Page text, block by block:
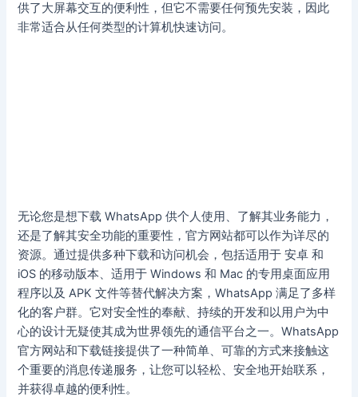
供了大屏幕交互的便利性，但它不需要任何预先安装，因此
非常适合从任何类型的计算机快速访问。
无论您是想下载 WhatsApp 供个人使用、了解其业务能力，
还是了解其安全功能的重要性，官方网站都可以作为详尽的
资源。通过提供多种下载和访问机会，包括适用于 安卓 和
iOS 的移动版本、适用于 Windows 和 Mac 的专用桌面应用
程序以及 APK 文件等替代解决方案，WhatsApp 满足了多样
化的客户群。它对安全性的奉献、持续的开发和以用户为中
心的设计无疑使其成为世界领先的通信平台之一。WhatsApp
官方网站和下载链接提供了一种简单、可靠的方式来接触这
个重要的消息传递服务，让您可以轻松、安全地开始联系，
并获得卓越的便利性。